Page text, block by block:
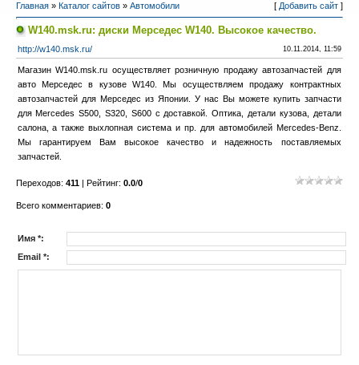
Главная» Каталог сайтов» Автомобили [ Добавить сайт]
W140.msk.ru: диски Мерседес W140. Высокое качество.
http://w140.msk.ru/ 10.11.2014, 11:59
Магазин W140.msk.ru осуществляет розничную продажу автозапчастей для
авто Мерседес в кузове W140. Мы осуществляем продажу контрактных
автозапчастей для Мерседес из Японии. У нас Вы можете купить запчасти
для Mercedes S500, S320, S600 с доставкой. Оптика, детали кузова, детали
салона, а также выхлопная система и пр. для автомобилей Mercedes-Benz.
Мы гарантируем Вам высокое качество и надежность поставляемых
запчастей.
Переходов: 411| Рейтинг: 0.0/0
Всего комментариев: 0
Имя *:
Email *: